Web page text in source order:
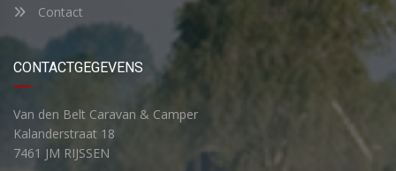
Contact
CONTACTGEGEVENS
Van den Belt Caravan & Camper
Kalanderstraat 18
7461 JM RIJSSEN